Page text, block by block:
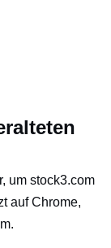
um stock3.com
auf Chrome,